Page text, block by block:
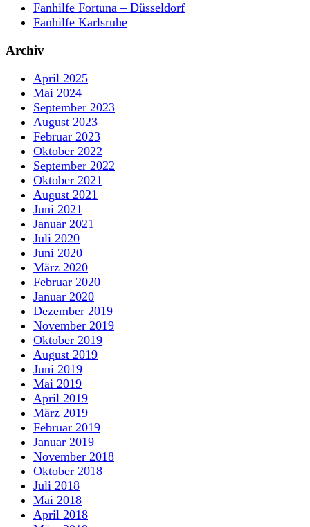
Fanhilfe Fortuna – Düsseldorf
Fanhilfe Karlsruhe
Archiv
April 2025
Mai 2024
September 2023
August 2023
Februar 2023
Oktober 2022
September 2022
Oktober 2021
August 2021
Juni 2021
Januar 2021
Juli 2020
Juni 2020
März 2020
Februar 2020
Januar 2020
Dezember 2019
November 2019
Oktober 2019
August 2019
Juni 2019
Mai 2019
April 2019
März 2019
Februar 2019
Januar 2019
November 2018
Oktober 2018
Juli 2018
Mai 2018
April 2018